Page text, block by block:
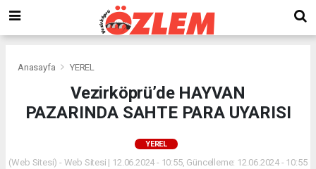
Anasayfa YEREL
Vezirköprü’de HAYVAN
PAZARINDA SAHTE PARA UYARISI
YEREL
(Web Sitesi) - Web Sitesi | 12.06.2024 - 10:55, Güncelleme: 12.06.2024 - 10:55